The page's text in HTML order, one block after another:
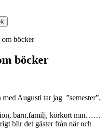
om böcker
böcker
Augusti tar jag ”semester”,
barn,familj, körkort mm……
blir det gäster från när och